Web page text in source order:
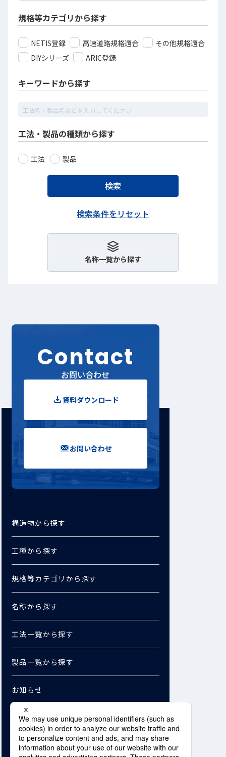
規格等カテゴリから探す
NETIS登録 高速道路規格適合
その他規格適合
DIYシリーズ
ARIC登録
キーワードから探す
工法・製品の種類から探す
工法 製品
名称一覧から探す
Contact
お問い合わせ
資料ダウンロード
お問い合わせ
構造物から探す
工種から探す
規格等カテゴリから探す
名称から探す
工法一覧から探す
製品一覧から探す
お知らせ
お問い合わせ
資料ダウンロード